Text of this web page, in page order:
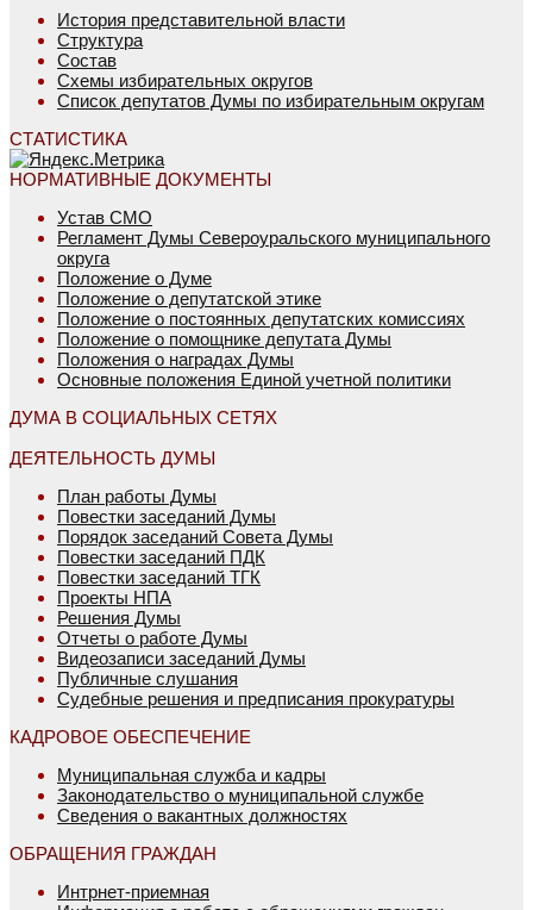
История представительной власти
Структура
Состав
Схемы избирательных округов
Список депутатов Думы по избирательным округам
СТАТИСТИКА
НОРМАТИВНЫЕ ДОКУМЕНТЫ
Устав СМО
Регламент Думы Североуральского муниципального
округа
Положение о Думе
Положение о депутатской этике
Положение о постоянных депутатских комиссиях
Положение о помощнике депутата Думы
Положения о наградах Думы
Основные положения Единой учетной политики
ДУМА В СОЦИАЛЬНЫХ СЕТЯХ
ДЕЯТЕЛЬНОСТЬ ДУМЫ
План работы Думы
Повестки заседаний Думы
Порядок заседаний Совета Думы
Повестки заседаний ПДК
Повестки заседаний ТГК
Проекты НПА
Решения Думы
Отчеты о работе Думы
Видеозаписи заседаний Думы
Публичные слушания
Судебные решения и предписания прокуратуры
КАДРОВОЕ ОБЕСПЕЧЕНИЕ
Муниципальная служба и кадры
Законодательство о муниципальной службе
Сведения о вакантных должностях
ОБРАЩЕНИЯ ГРАЖДАН
Интрнет-приемная